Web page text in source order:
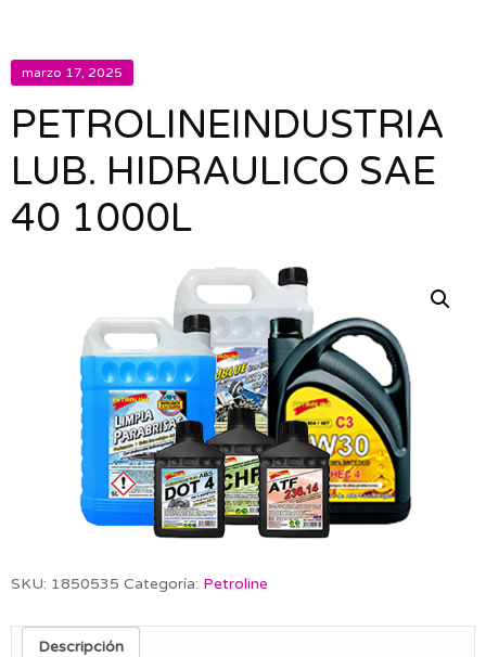
marzo 17, 2025
PETROLINEINDUSTRIA
LUB. HIDRAULICO SAE
40 1000L
SKU: 1850535 Categoría: Petroline
Descripción